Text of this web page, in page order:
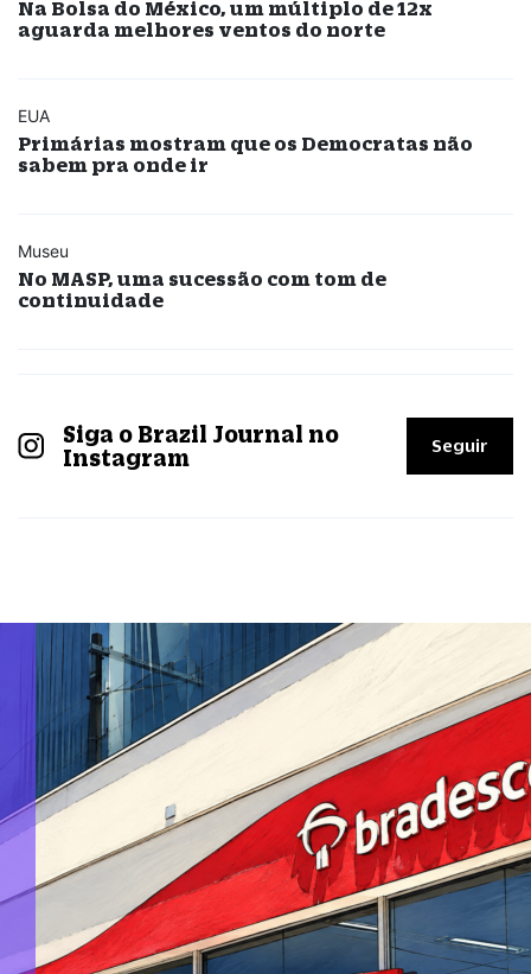
Na Bolsa do México, um múltiplo de 12x
aguarda melhores ventos do norte
EUA
Primárias mostram que os Democratas não
sabem pra onde ir
Museu
No MASP, uma sucessão com tom de
continuidade
Siga o Brazil Journal no
Instagram
Seguir